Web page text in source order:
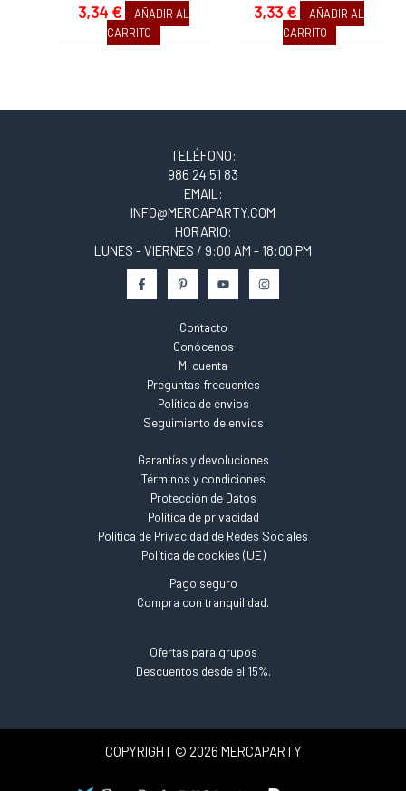
3,34 €
AÑADIR AL
CARRITO
3,33 €
AÑADIR AL
CARRITO
TELÉFONO:
986 24 51 83
EMAIL:
INFO@MERCAPARTY.COM
HORARIO:
LUNES - VIERNES / 9:00 AM - 18:00 PM
Contacto
Conócenos
Mi cuenta
Preguntas frecuentes
Política de envios
Seguimiento de envíos
Garantías y devoluciones
Términos y condiciones
Protección de Datos
Política de privacidad
Política de Privacidad de Redes Sociales
Política de cookies (UE)
Pago seguro
Compra con tranquilidad.
Ofertas para grupos
Descuentos desde el 15%.
COPYRIGHT © 2026 MERCAPARTY